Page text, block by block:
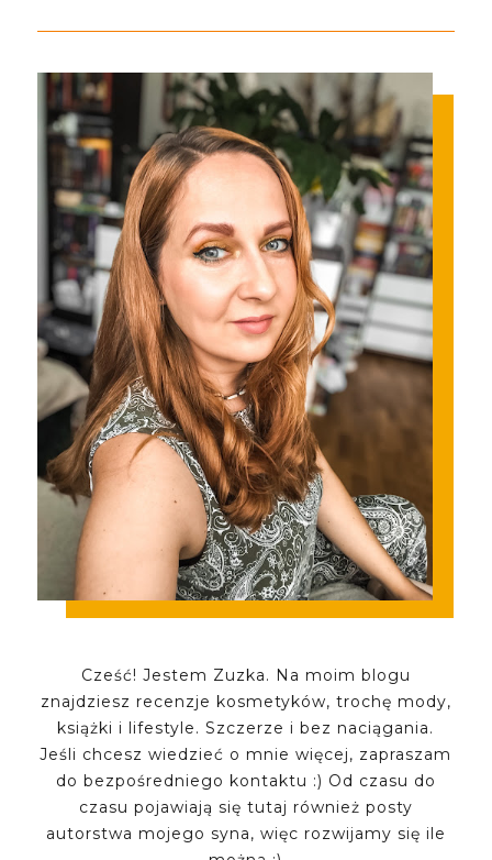
Cześć! Jestem Zuzka. Na moim blogu
znajdziesz recenzje kosmetyków, trochę mody,
książki i lifestyle. Szczerze i bez naciągania.
Jeśli chcesz wiedzieć o mnie więcej, zapraszam
do bezpośredniego kontaktu :) Od czasu do
czasu pojawiają się tutaj również posty
autorstwa mojego syna, więc rozwijamy się ile